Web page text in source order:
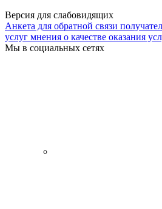
Версия для слабовидящих
Анкета для обратной связи
услуг мнения о качестве оказания
Мы в социальных сетях